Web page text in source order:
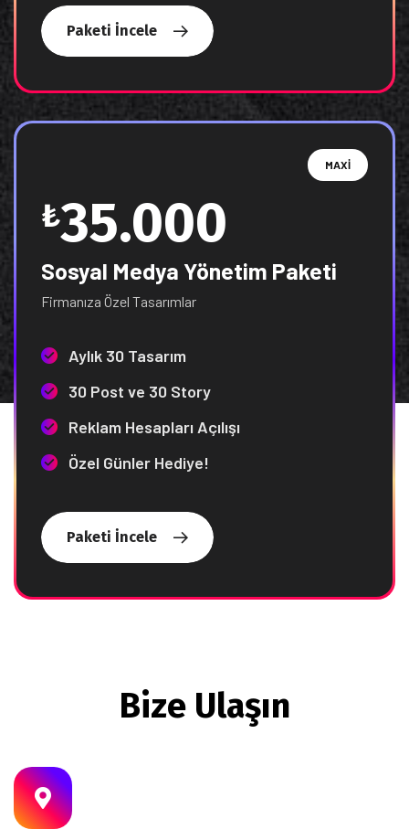
Paketi İncele
MAXI
₺35.000
Sosyal Medya Yönetim Paketi
Firmanıza Özel Tasarımlar
Aylık 30 Tasarım
30 Post ve 30 Story
Reklam Hesapları Açılışı
Özel Günler Hediye!
Paketi İncele
Bize Ulaşın